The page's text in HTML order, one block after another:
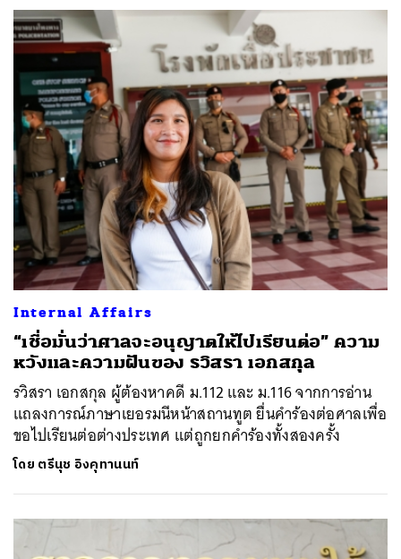
Internal Affairs
“เชื่อมั่นว่าศาลจะอนุญาตให้ไปเรียนต่อ” ความ
หวังและความฝันของ รวิสรา เอกสกุล
รวิสรา เอกสกุล ผู้ต้องหาคดี ม.112 และ ม.116 จากการอ่าน
แถลงการณ์ภาษาเยอรมนีหน้าสถานทูต ยื่นคำร้องต่อศาลเพื่อ
ขอไปเรียนต่อต่างประเทศ แต่ถูกยกคำร้องทั้งสองครั้ง
โดย ตรีนุช อิงคุทานนท์
ค้นหา
SHARE TWEET LINE EMAIL